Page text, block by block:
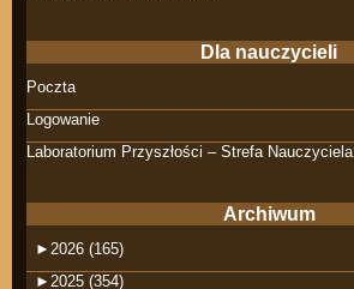
Dla nauczycieli
Poczta
Logowanie
Laboratorium Przyszłości – Strefa Nauczyciela
Archiwum
► 2026 (165)
► 2025 (354)